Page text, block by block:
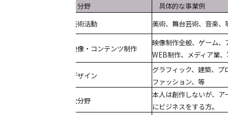
分野
具体的な事業例
芸術活動 美術、舞台芸術、音楽、
映像・コンテンツ制作
映像制作全般、ゲーム
WEB制作、メディア業
デザイン
グラフィック、建築、
ファッション、等
全分野
本人は創作しないが、ア
にビジネスをする方。